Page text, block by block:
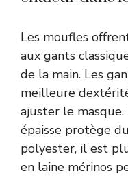
Les moufles
aux gants
de la main. Les
meilleure
ajuster le
épaisse protège
polyester, il est
en laine mérinos